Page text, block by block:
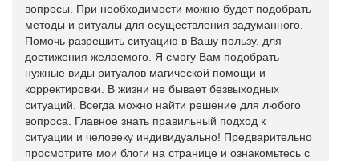
вопросы. При необходимости можно будет подобрать
методы и ритуалы для осуществления задуманного.
Помочь разрешить ситуацию в Вашу пользу, для
достижения желаемого. Я смогу Вам подобрать
нужные виды ритуалов магической помощи и
корректировки. В жизни не бывает безвыходных
ситуаций. Всегда можно найти решение для любого
вопроса. Главное знать правильный подход к
ситуации и человеку индивидуально! Предварительно
просмотрите мои блоги на странице и ознакомьтесь с